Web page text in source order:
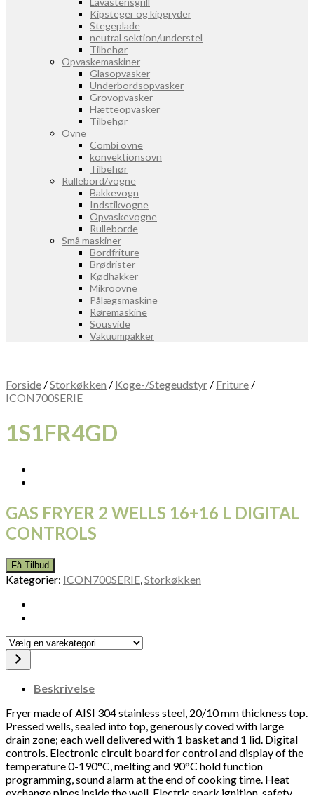
Kipsteger og kipgryder
Stegeplade
neutral sektion/understel
Tilbehør
Opvaskemaskiner
Glasopvasker
Underbordsopvasker
Grovopvasker
Hætteopvasker
Tilbehør
Ovne
Combi ovne
konvektionsovn
Tilbehør
Rullebord/vogne
Bakkevogn
Indstikvogne
Opvaskevogne
Rulleborde
Små maskiner
Bordfriture
Brødrister
Kødhakker
Mikroovne
Pålægsmaskine
Røremaskine
Sousvide
Vakuumpakker
Forside /Storkøkken / Koge-/Stegeudstyr / Friture /
ICON700SERIE
1S1FR4GD
GAS FRYER 2 WELLS 16+16 L DIGITAL
CONTROLS
Få Tilbud
Kategorier: ICON700SERIE Storkøkken
Vælg
en
varekategori
Beskrivelse
Fryer made of AISI 304 stainless steel, 20/10 mm thickness top.
Pressed wells, sealed into top, generously coved with large
drain zone; each well delivered with 1 basket and 1 lid. Digital
controls. Electronic circuit board for control and display of the
temperature 0-190°C, melting and 90°C hold function
programming, sound alarm at the end of cooking time. Heat
exchange pipes inside the well. Electric spark ignition, safety